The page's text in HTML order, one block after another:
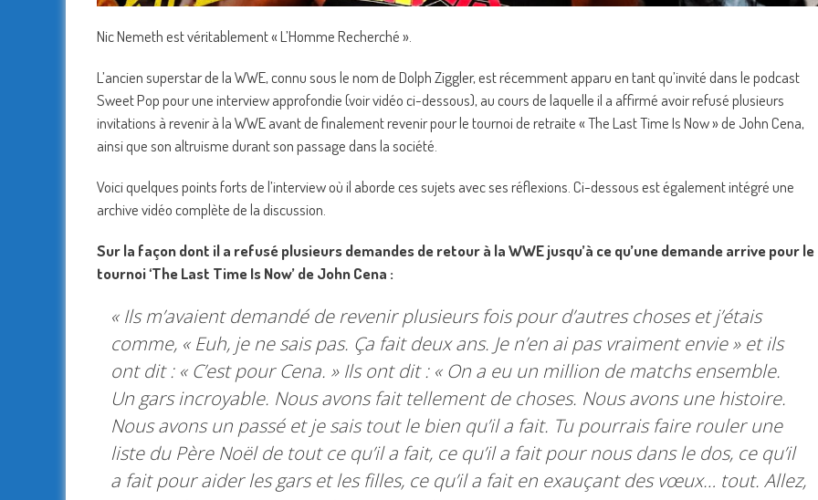
Nic Nemeth est véritablement « L’Homme Recherché ».
L’ancien superstar de la WWE, connu sous le nom de Dolph Ziggler, est récemment apparu en tant qu’invité dans le podcast
Sweet Pop pour une interview approfondie (voir vidéo ci-dessous), au cours de laquelle il a affirmé avoir refusé plusieurs
invitations à revenir à la WWE avant de finalement revenir pour le tournoi de retraite « The Last Time Is Now » de John Cena,
ainsi que son altruisme durant son passage dans la société.
Voici quelques points forts de l’interview où il aborde ces sujets avec ses réflexions. Ci-dessous est également intégré une
archive vidéo complète de la discussion.
Sur la façon dont il a refusé plusieurs demandes de retour à la WWE jusqu’à ce qu’une demande arrive pour le
tournoi ‘The Last Time Is Now’ de John Cena :
« Ils m’avaient demandé de revenir plusieurs fois pour d’autres choses et j’étais
comme, « Euh, je ne sais pas. Ça fait deux ans. Je n’en ai pas vraiment envie» et ils
ont dit : « C’est pour Cena. » Ils ont dit : « On a eu un million de matchs ensemble.
Un gars incroyable. Nous avons fait tellement de choses. Nous avons une histoire.
Nous avons un passé et je sais tout le bien qu’il a fait. Tu pourrais faire rouler une
liste du Père Noël de tout ce qu’il a fait, ce qu’il a fait pour nous dans le dos, ce qu’il
a fait pour aider les gars et les filles, ce qu’il a fait en exauçant des vœux… tout. Allez,